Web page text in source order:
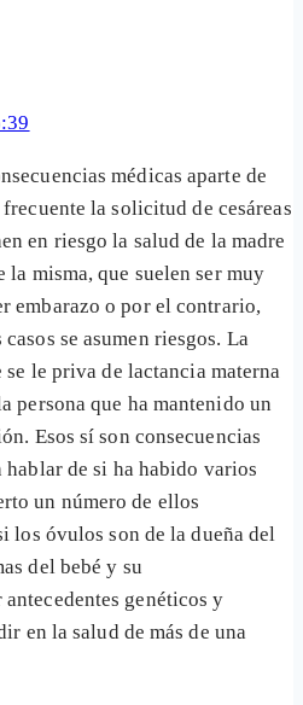
médicas aparte de
la solicitud de cesáreas
en riesgo la salud de la madre
la misma, que suelen ser muy
embarazo o por el contrario,
se asumen riesgos. La
se le priva de lactancia materna
persona que ha mantenido un
Esos sí son consecuencias
hablar de si ha habido varios
un número de ellos
los óvulos son de la dueña del
del bebé y su
genéticos y
en la salud de más de una